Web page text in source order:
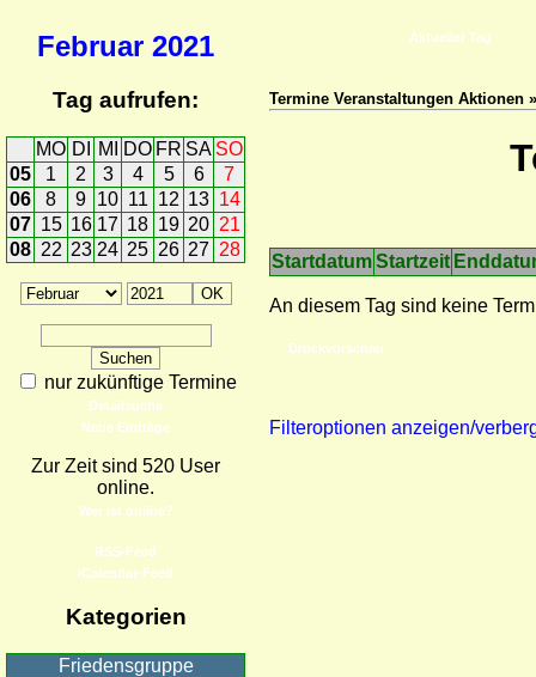
Februar 2021
Tag aufrufen:
MO DI MI DO FR SA SO
05
1 2 3 4 5 6
7
06
8 9 10 11 12 13 14
07 15 16 17 18 19 20 21
08 22 23 24 25 26 27 28
nur zukünftige Termine
Detailsuche
Neue Einträge
Zur Zeit sind 520 User
online.
Wer ist online?
RSS-Feed
iCalendar-Feed
Kategorien
Friedensgruppe
Aktueller Tag
Termine Veranstaltungen Aktionen
StartdatumStartzeit
An diesem Tag sind keine
Druckvorschau
Filteroptionen anzeigen/